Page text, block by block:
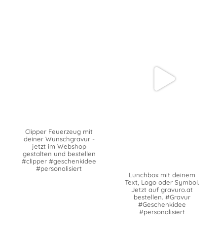
Clipper Feuerzeug mit
deiner Wunschgravur -
jetzt im Webshop
gestalten und bestellen
#clipper #geschenkidee
#personalisiert
Lunchbox mit deinem
Text, Logo oder Symbol.
Jetzt auf gravuro.at
bestellen. #Gravur
#Geschenkidee
#personalisiert